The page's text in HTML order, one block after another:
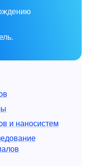
и наносистем